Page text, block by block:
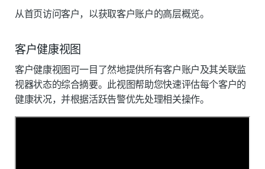
从首页访问客户，以获取客户账户的高层概览。
客户健康视图
客户健康视图可一目了然地提供所有客户账户及其关联监
视器状态的综合摘要。此视图帮助您快速评估每个客户的
健康状况，并根据活跃告警优先处理相关操作。